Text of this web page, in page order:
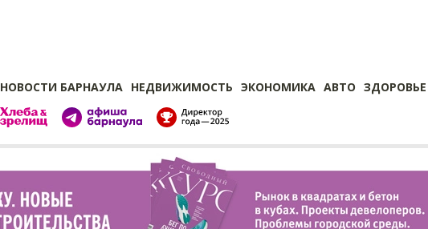
НОВОСТИ БАРНАУЛА НЕДВИЖИМОСТЬ ЭКОНОМИКА АВТО ЗДОРОВЬЕ